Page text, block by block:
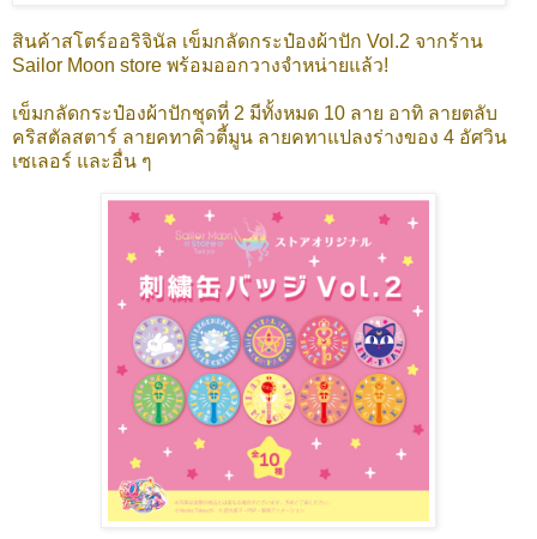
สินค้าสโตร์ออริจินัล เข็มกลัดกระป๋องผ้าปัก Vol.2 จากร้าน
Sailor Moon store พร้อมออกวางจำหน่ายแล้ว!
เข็มกลัดกระป๋องผ้าปักชุดที่ 2 มีทั้งหมด 10 ลาย อาทิ ลายตลับ
คริสตัลสตาร์ ลายคทาคิวตี้มูน ลายคทาแปลงร่างของ 4 อัศวิน
เซเลอร์ และอื่น ๆ